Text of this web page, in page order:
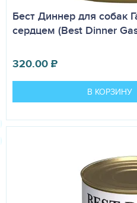
Бест Диннер для собак
сердцем (Best Dinner
320.00₽
В КОРЗИНУ